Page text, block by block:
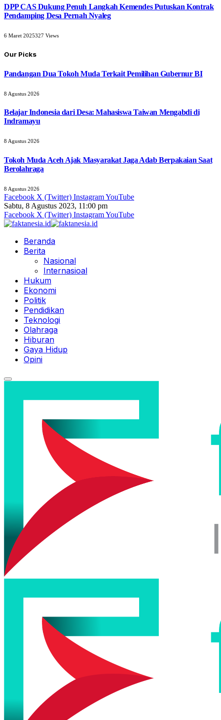
DPP CAS Dukung Penuh Langkah Kemendes Putuskan Kontrak
Pendamping Desa Pernah Nyaleg
6 Maret 2025327 Views
Our Picks
Pandangan Dua Tokoh Muda Terkait Pemilihan Gubernur BI
8 Agustus 2026
Belajar Indonesia dari Desa: Mahasiswa Taiwan Mengabdi di
Indramayu
8 Agustus 2026
Tokoh Muda Aceh Ajak Masyarakat Jaga Adab Berpakaian Saat
Berolahraga
8 Agustus 2026
Facebook X (Twitter) InstagramYouTube
Sabtu, 8 Agustus 2023, 11:00 pm
Facebook X (Twitter) InstagramYouTube
Beranda
Berita
Nasional
Internasioal
Hukum
Ekonomi
Politik
Pendidikan
Teknologi
Olahraga
Hiburan
Gaya Hidup
Opini